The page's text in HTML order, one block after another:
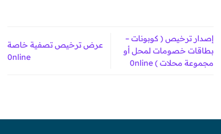
إصدار ترخيص ( كوبونات –
بطاقات خصومات لمحل أو
مجموعة محلات ) 0nline
عرض ترخيص تصفية خاصة
0nline